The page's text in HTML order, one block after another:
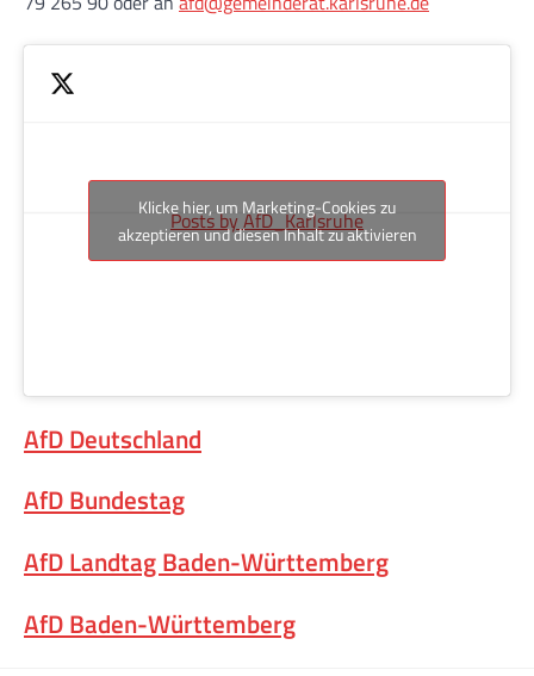
Posts by AfD_Karlsruhe
Klicke hier, um Marketing-Cookies zu
akzeptieren und diesen Inhalt zu aktivieren
AfD Deutschland
AfD Bundestag
AfD Landtag Baden-Württemberg
AfD Baden-Württemberg